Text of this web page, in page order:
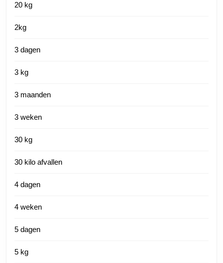
20 kg
2kg
3 dagen
3 kg
3 maanden
3 weken
30 kg
30 kilo afvallen
4 dagen
4 weken
5 dagen
5 kg